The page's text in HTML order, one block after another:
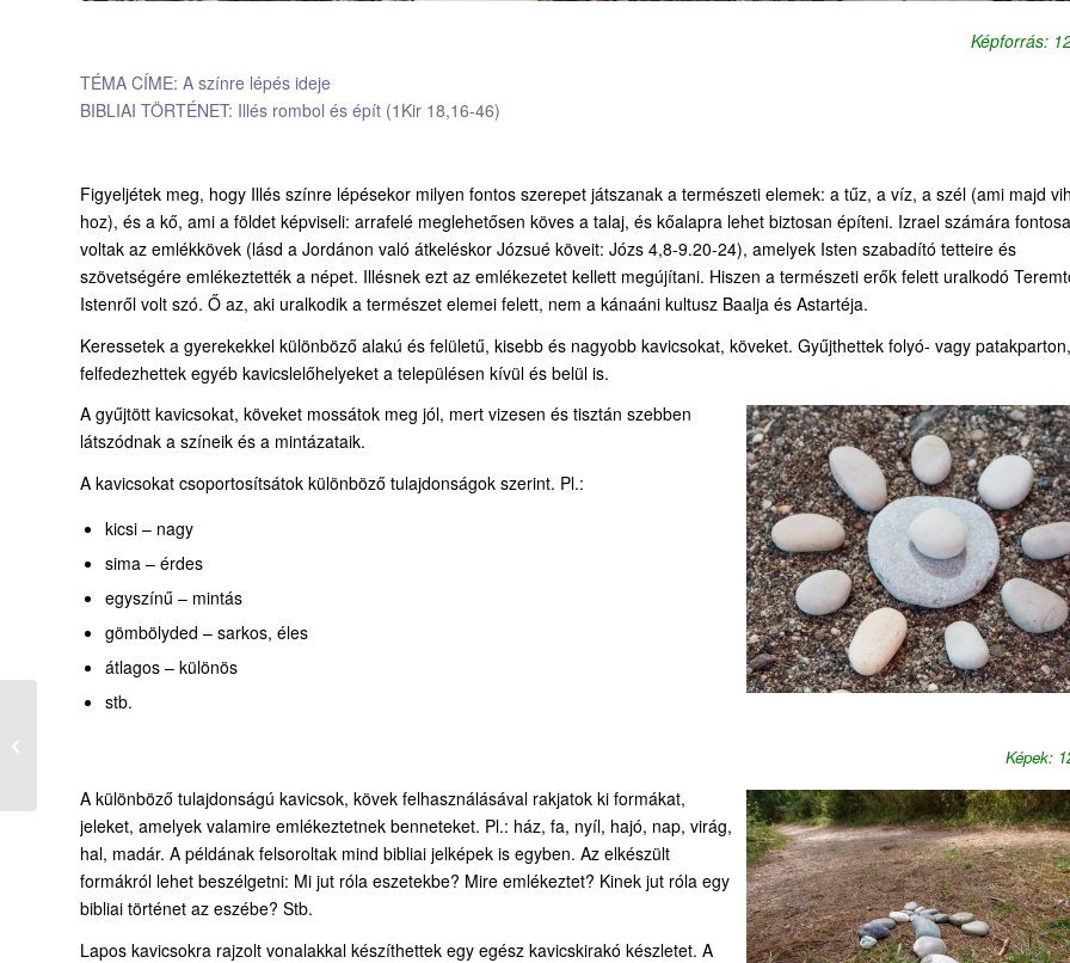
Képforrás:
TÉMA CÍME: A színre lépés ideje
BIBLIAI TÖRTÉNET: Illés rombol és épít (1Kir 18,16-46)
Figyeljétek meg, hogy Illés színre lépésekor milyen fontos szerepet játszanak a természeti elemek: a tűz, a víz, a szél (ami majd
hoz), és a kő, ami a földet képviseli: arrafelé meglehetősen köves a talaj, és kőalapra lehet biztosan építeni. Izrael számára
voltak az emlékkövek (lásd a Jordánon való átkeléskor Józsué köveit: Józs 4,8-9.20-24), amelyek Isten szabadító tetteire és
szövetségére emlékeztették a népet. Illésnek ezt az emlékezetet kellett megújítani. Hiszen a természeti erők felett uralkodó
Istenről volt szó. Ő az, aki uralkodik a természet elemei felett, nem a kánaáni kultusz Baalja és Astartéja.
Keressetek a gyerekekkel különböző alakú és felületű, kisebb és nagyobb kavicsokat, köveket. Gyűjthettek folyó- vagy
felfedezhettek egyéb kavicslelőhelyeket a településen kívül és belül is.
A gyűjtött kavicsokat, köveket mossátok meg jól, mert vizesen és tisztán szebben
látszódnak a színeik és a mintázataik.
A kavicsokat csoportosítsátok különböző tulajdonságok szerint. Pl.:
kicsi – nagy
sima – érdes
egyszínű – mintás
gömbölyded – sarkos, éles
átlagos – különös
stb.
Képek:
A különböző tulajdonságú kavicsok, kövek felhasználásával rakjatok ki formákat,
jeleket, amelyek valamire emlékeztetnek benneteket. Pl.: ház, fa, nyíl, hajó, nap, virág,
hal, madár. A példának felsoroltak mind bibliai jelképek is egyben. Az elkészült
formákról lehet beszélgetni: Mi jut róla eszetekbe? Mire emlékeztet? Kinek jut róla egy
bibliai történet az eszébe? Stb.
Lapos kavicsokra rajzolt vonalakkal készíthettek egy egész kavicskirakó készletet. A